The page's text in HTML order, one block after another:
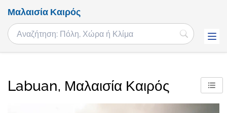
Μαλαισία Καιρός
Labuan, Μαλαισία Καιρός